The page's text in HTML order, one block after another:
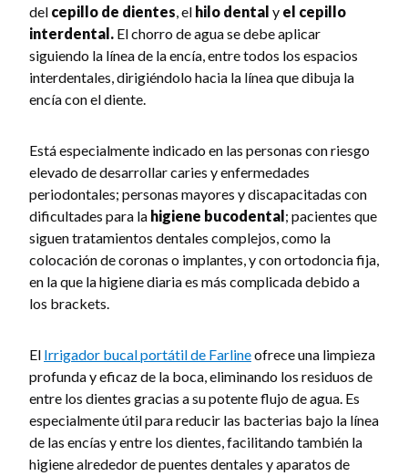
del cepillo de dientes, el hilo dental y el cepillo
interdental. El chorro de agua se debe aplicar
siguiendo la línea de la encía, entre todos los espacios
interdentales, dirigiéndolo hacia la línea que dibuja la
encía con el diente.
Está especialmente indicado en las personas con riesgo
elevado de desarrollar caries y enfermedades
periodontales; personas mayores y discapacitadas con
dificultades para la higiene bucodental ; pacientes que
siguen tratamientos dentales complejos, como la
colocación de coronas o implantes, y con ortodoncia fija,
en la que la higiene diaria es más complicada debido a
los brackets.
El Irrigador bucal portátil de Farlineofrece una limpieza
profunda y eficaz de la boca, eliminando los residuos de
entre los dientes gracias a su potente flujo de agua. Es
especialmente útil para reducir las bacterias bajo la línea
de las encías y entre los dientes, facilitando también la
higiene alrededor de puentes dentales y aparatos de